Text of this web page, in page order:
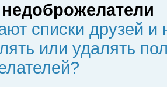
списки друзей
или удалять